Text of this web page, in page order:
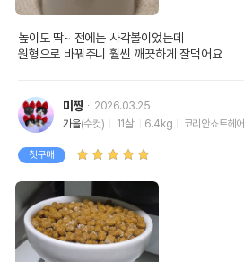
높이도 딱~ 전에는 사각볼이었는데
원형으로 바꿔주니 훨씬 깨끗하게 잘먹어요
미쨩
2026.03.25
가을(수컷) 11살 6.4kg 코리안쇼트헤어
첫구매